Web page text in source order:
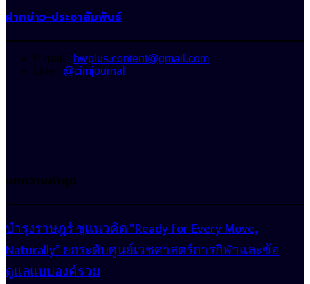
ฝากข่าว-ประชาสัมพันธ์
E-mail : hwplus.content@gmail.com
Line : @cimjournal
บทความล่าสุด
บำรุงราษฎร์ ชูแนวคิด “Ready for Every Move,
Naturally” ยกระดับศูนย์เวชศาสตร์การกีฬาและข้อ
ดูแลแบบองค์รวม